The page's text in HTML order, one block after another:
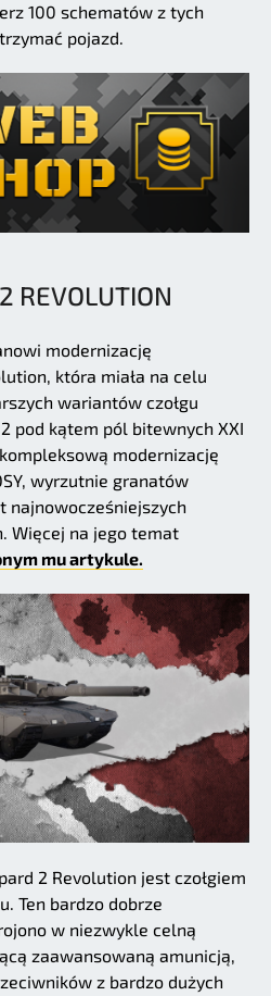
100 schematów z tych
pojazd.
REVOLUTION
modernizację
która miała na celu
wariantów czołgu
pod kątem pól bitewnych XXI
modernizację
wyrzutnie granatów
najnowocześniejszych
Więcej na jego temat
mu artykule.
2 Revolution jest czołgiem
Ten bardzo dobrze
w niezwykle celną
zaawansowaną amunicją,
z bardzo dużych